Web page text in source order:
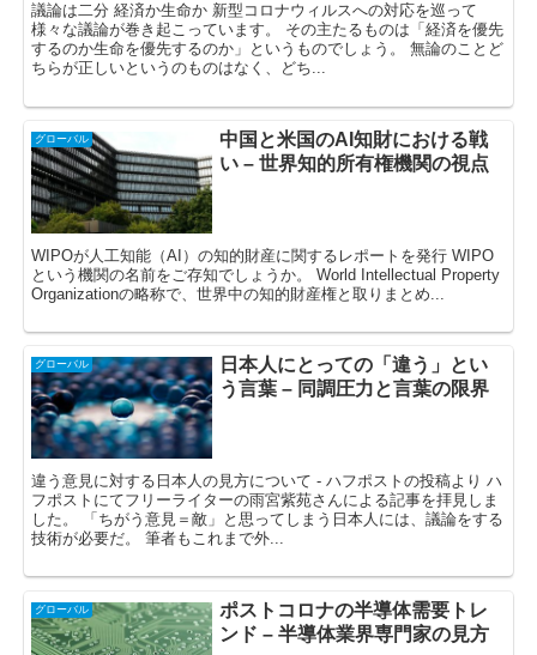
議論は二分 経済か生命か 新型コロナウィルスへの対応を巡って
様々な議論が巻き起こっています。 その主たるものは「経済を優先
するのか生命を優先するのか」というものでしょう。 無論のことど
ちらが正しいというのものはなく、どち...
グローバル
中国と米国のAI知財における戦
い – 世界知的所有権機関の視点
WIPOが人工知能（AI）の知的財産に関するレポートを発行 WIPO
という機関の名前をご存知でしょうか。 World Intellectual Property
Organizationの略称で、世界中の知的財産権と取りまとめ...
グローバル
日本人にとっての「違う」とい
う言葉 – 同調圧力と言葉の限界
違う意見に対する日本人の見方について - ハフポストの投稿より ハ
フポストにてフリーライターの雨宮紫苑さんによる記事を拝見しま
した。 「ちがう意見＝敵」と思ってしまう日本人には、議論をする
技術が必要だ。 筆者もこれまで外...
グローバル
ポストコロナの半導体需要トレ
ンド – 半導体業界専門家の見方